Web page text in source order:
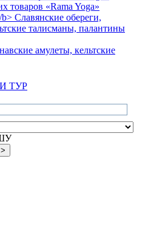
товаров «Rama Yoga»
амулеты, кельтские
ТУР